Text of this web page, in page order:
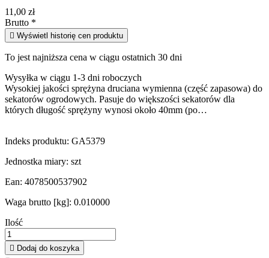
11,00 zł
Brutto *
 Wyświetl historię cen produktu
To jest najniższa cena w ciągu ostatnich 30 dni
Wysyłka w ciągu 1-3 dni roboczych
Wysokiej jakości sprężyna druciana wymienna (część zapasowa) do
sekatorów ogrodowych. Pasuje do większości sekatorów dla
których długość sprężyny wynosi około 40mm (po…
Indeks produktu: GA5379
Jednostka miary: szt
Ean: 4078500537902
Waga brutto [kg]: 0.010000
Ilość
 Dodaj do koszyka